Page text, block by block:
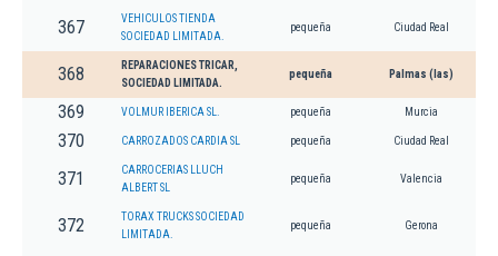
367
VEHICULOS TIENDA
SOCIEDAD LIMITADA.
pequeña Ciudad Real
368
REPARACIONES TRICAR,
SOCIEDAD LIMITADA.
pequeña Palmas (las)
369 VOLMUR IBERICA SL. pequeña Murcia
370 CARROZADOS CARDIA SL pequeña Ciudad Real
371
CARROCERIAS LLUCH
ALBERT SL
pequeña Valencia
372
TORAX TRUCKS SOCIEDAD
LIMITADA.
pequeña Gerona